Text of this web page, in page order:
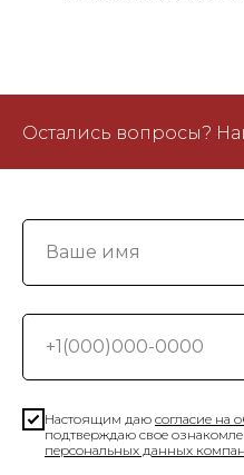
Остались вопросы?
Настоящим даю согласие на
подтверждаю свое
персональных данных